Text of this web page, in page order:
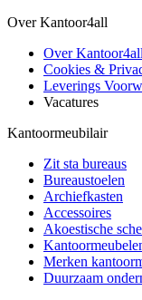
Over Kantoor4all
Over
Cookies &
Leverings
Vacatures
Kantoormeubilair
Zit sta bureaus
Bureaustoelen
Archiefkasten
Accessoires
Akoestische
Merken
Duurzaam